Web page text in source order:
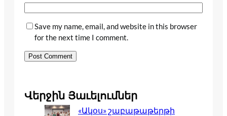
Save my name, email, and website in this browser
for the next time I comment.
Վերջին Յաւելումներ
«Ակօս» շաբաթաթերթի